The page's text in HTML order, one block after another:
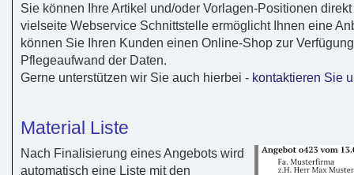
Sie können Ihre Artikel und/oder Vorlagen-Positionen
vielseite Webservice Schnittstelle ermöglicht Ihnen eine
können Sie Ihren Kunden einen Online-Shop zur
Pflegeaufwand der Daten.
Gerne unterstützen wir Sie auch hierbei - kontaktieren Sie
Material Liste
Nach Finalisierung eines Angebots wird
automatisch eine Liste mit den